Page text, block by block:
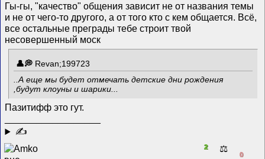
Гы-гы, "качество" общения зависит не от названия темы
и не от чего-то другого, а от того кто с кем общается. Всё,
все остальные преграды тебе строит твой
несовершенный моск
Revan;199723
..А еще мы будет отмечать детские дни рождения
,будут клоуны и шарики...
Пазитифф это гут.
✍
2 ⚖️
0